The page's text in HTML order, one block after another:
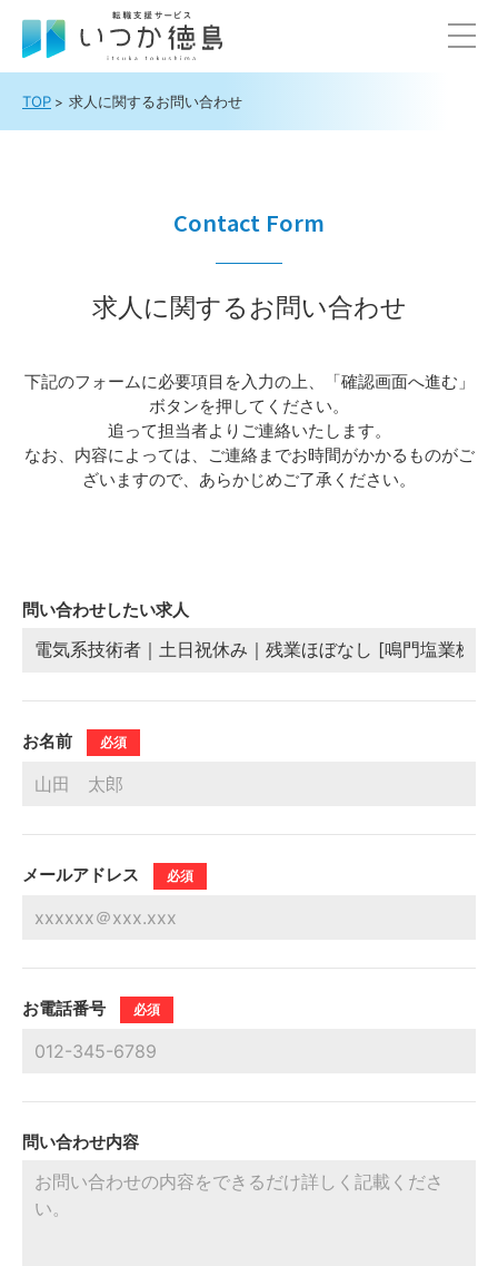
TOP 求人に関するお問い合わせ
Contact Form
求人に関するお問い合わせ
下記のフォームに必要項目を入力の上、「確認画面へ進む」
ボタンを押してください。
追って担当者よりご連絡いたします。
なお、内容によっては、ご連絡までお時間がかかるものがご
ざいますので、あらかじめご了承ください。
問い合わせしたい求人
お名前 必須
メールアドレス 必須
お電話番号 必須
問い合わせ内容